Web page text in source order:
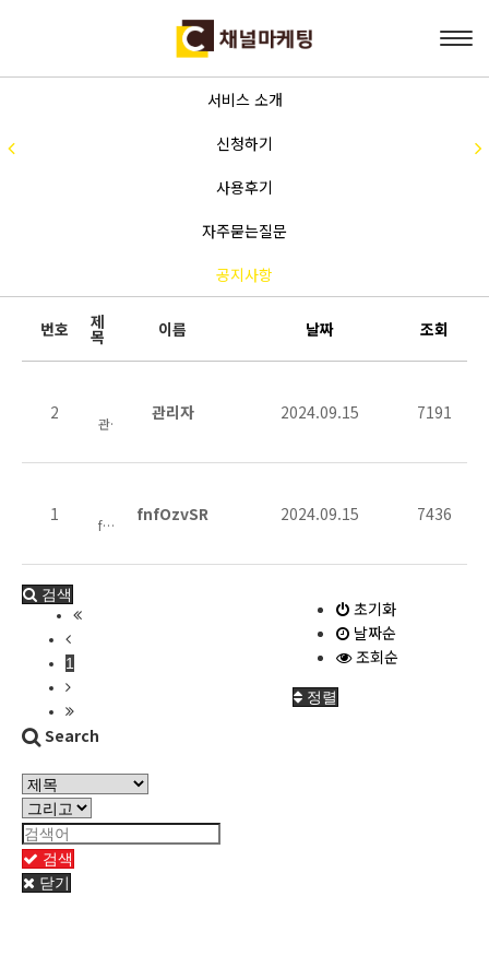
서비스 소개
신청하기
사용후기
자주묻는질문
공지사항
공지사항
번호 제
목 이름 날짜 조회
2
채널마케팅에서 새로운 소식을 전해드립니다.
관리자 7191 2024.09.15
관리자 2024.09.15 7191
1
fnfOzvSR 7436 2024.09.15
fnfOzvSR 2024.09.15 7436
초기화
날짜순
조회순
정렬
검색
1
Search
검색
닫기